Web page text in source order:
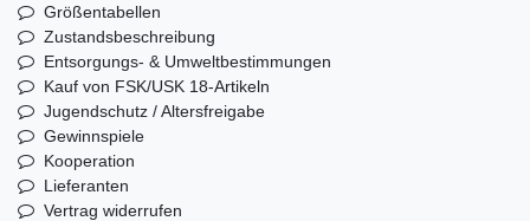
Größentabellen
Zustandsbeschreibung
Entsorgungs- & Umweltbestimmungen
Kauf von FSK/USK 18-Artikeln
Jugendschutz / Altersfreigabe
Gewinnspiele
Kooperation
Lieferanten
Vertrag widerrufen